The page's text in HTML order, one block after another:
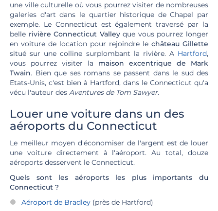
une ville culturelle où vous pourrez visiter de nombreuses
galeries d'art dans le quartier historique de Chapel par
exemple. Le Connecticut est également traversé par la
belle rivière Connecticut Valleyque vous pourrez longer
en voiture de location pour rejoindre le château Gillette
situé sur une colline surplombant la rivière. A Hartford,
vous pourrez visiter la maison excentrique de Mark
Twain. Bien que ses romans se passent dans le sud des
Etats-Unis, c'est bien à Hartford, dans le Connecticut qu'a
vécu l'auteur des Aventures de Tom Sawyer.
Louer une voiture dans un des
aéroports du Connecticut
Le meilleur moyen d'économiser de l'argent est de louer
une voiture directement à l'aéroport. Au total, douze
aéroports desservent le Connecticut.
Quels sont les aéroports les plus importants du
Connecticut ?
Aéroport de Bradley (près de Hartford)